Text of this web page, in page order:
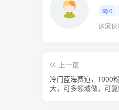
0
这家
上一篇
冷门蓝海赛道，1000
大，可多领域做，可